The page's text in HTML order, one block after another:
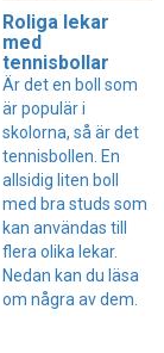
Roliga lekar
med
tennisbollar
Är det en boll som
är populär i
skolorna, så är det
tennisbollen. En
allsidig liten boll
med bra studs som
kan användas till
flera olika lekar.
Nedan kan du läsa
om några av dem.